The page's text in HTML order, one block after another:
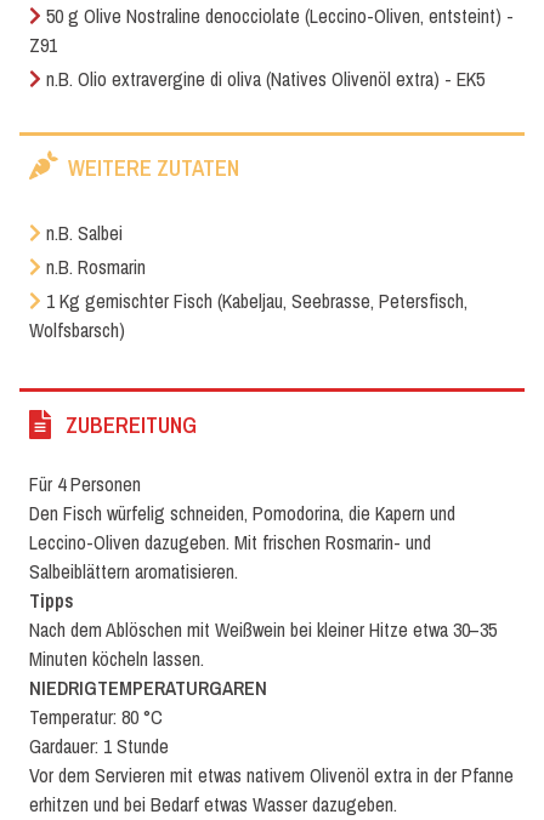
50 g Olive Nostraline denocciolate (Leccino-Oliven, entsteint) -
Z91
n.B. Olio extravergine di oliva (Natives Olivenöl extra) - EK5
WEITERE ZUTATEN
n.B. Salbei
n.B. Rosmarin
1 Kg gemischter Fisch (Kabeljau, Seebrasse, Petersfisch,
Wolfsbarsch)
ZUBEREITUNG
Für 4 Personen
Den Fisch würfelig schneiden, Pomodorina, die Kapern und
Leccino-Oliven dazugeben. Mit frischen Rosmarin- und
Salbeiblättern aromatisieren.
Tipps
Nach dem Ablöschen mit Weißwein bei kleiner Hitze etwa 30–35
Minuten köcheln lassen.
NIEDRIGTEMPERATURGAREN
Temperatur: 80 °C
Gardauer: 1 Stunde
Vor dem Servieren mit etwas nativem Olivenöl extra in der Pfanne
erhitzen und bei Bedarf etwas Wasser dazugeben.